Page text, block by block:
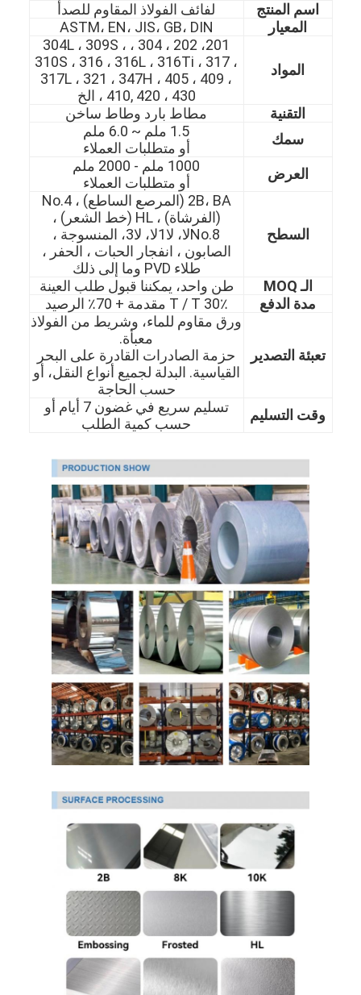
الصفحة الرئيسية
المنتجات
مقاطع فيديو
حولنا
جولة في المصنع
مراقبة الجودة
اتصل بنا
أخبار
صفائح الفولاذ المقاوم للصدأ المدرفلة على البارد
لفائف الفولاذ المقاوم للصدأ المدرفلة على البارد
ورقة الفولاذ المقاوم للصدأ المدرفلة على الساخن
لفائف الفولاذ المقاوم للصدأ المدرفلة على الساخن
اسم المنتج
لفائف الفولاذ المقاوم للصدأ
المعيار
ASTM، EN، JIS، GB، DIN
المواد
201، 202 ، 304 ، 304L ، 309S ،
310S ، 316 ، 316L ، 316Ti ، 317 ،
317L ، 321 ، 347H ، 405 ، 409 ،
410, 420 ، 430 ، الخ
التقنية
مطاط بارد وطاط ساخن
سمك
1.5 ملم ~ 6.0 ملم
أو متطلبات العملاء
العرض
1000 ملم - 2000 ملم
أو متطلبات العملاء
السطح
2B، BA (المرصع الساطع) ، No.4
(الفرشاة) ، HL (خط الشعر) ،
No.8لا، لا1لا، لا3، المنسوجة ،
الصابون ، انفجار الحبات ، الحفر ،
طلاء PVD وما إلى ذلك
الـ MOQ
طن واحد، يمكننا قبول طلب العينة
مدة الدفع
30٪ T / T مقدمة + 70٪ الرصيد
تعبئة التصدير
ورق مقاوم للماء، وشريط من الفولاذ
معبأة.
حزمة الصادرات القادرة على البحر
القياسية. البدلة لجميع أنواع النقل، أو
حسب الحاجة
وقت التسليم
تسليم سريع في غضون 7 أيام أو
حسب كمية الطلب